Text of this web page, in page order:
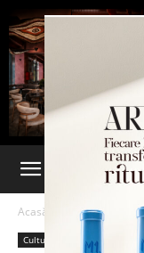
Acasă Cultură & Opinii
Cultură & Opinii